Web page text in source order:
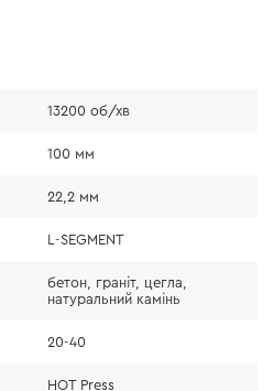
відводити будівельний пил з
шліфувальної чашки
при високих
13200 об/хв
100 мм
22,2 мм
L-SEGMENT
бетон, граніт, цегла,
натуральний камінь
20-40
HOT Press